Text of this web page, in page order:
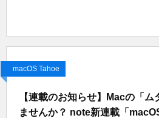
macOS Tahoe
【連載のお知らせ】Macの「
ませんか？ note新連載「